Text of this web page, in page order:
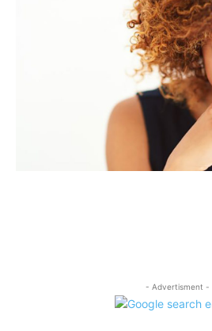
- Advertisment -